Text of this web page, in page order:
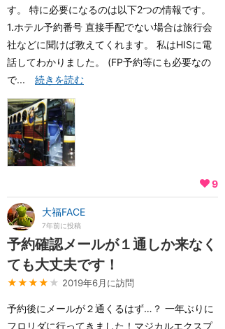
す。 特に必要になるのは以下2つの情報です。
1.ホテル予約番号 直接手配でない場合は旅行会
社などに聞けば教えてくれます。 私はHISに電
話してわかりました。 (FP予約等にも必要なの
で... 続きを読む
9
大福FACE
7年前に投稿
予約確認メールが１通しか来なく
ても大丈夫です！
★★★★ ★ 2019年6月に訪問
予約後にメールが２通くるはず…？ 一年ぶりに
フロリダに行ってきました！マジカルエクスプ